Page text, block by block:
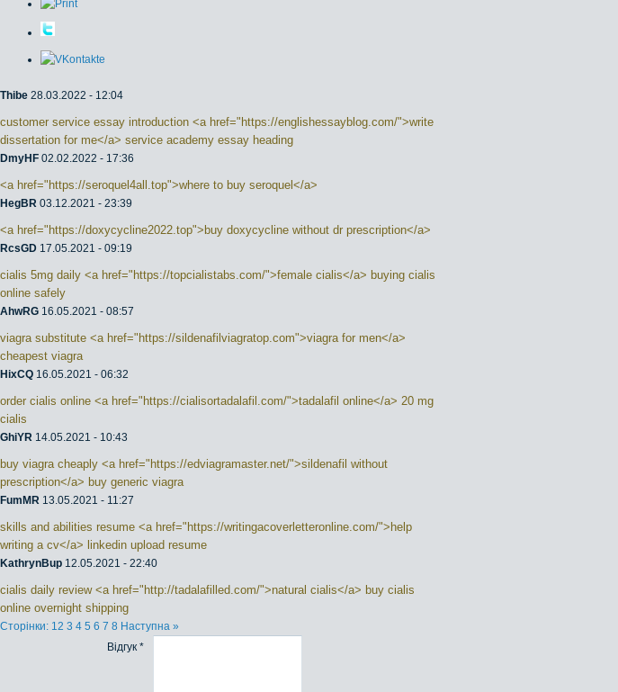
Thibe 28.03.2022 - 12:04
customer service essay introduction <a href="https://englishessayblog.com/">write
dissertation for me</a> service academy essay heading
DmyHF 02.02.2022 - 17:36
<a href="https://seroquel4all.top">where to buy seroquel</a>
HegBR 03.12.2021 - 23:39
<a href="https://doxycycline2022.top">buy doxycycline without dr prescription</a>
RcsGD 17.05.2021 - 09:19
cialis 5mg daily <a href="https://topcialistabs.com/">female cialis</a> buying cialis
online safely
AhwRG 16.05.2021 - 08:57
viagra substitute <a href="https://sildenafilviagratop.com">viagra for men</a>
cheapest viagra
HixCQ 16.05.2021 - 06:32
order cialis online <a href="https://cialisortadalafil.com/">tadalafil online</a> 20 mg
cialis
GhiYR 14.05.2021 - 10:43
buy viagra cheaply <a href="https://edviagramaster.net/">sildenafil without
prescription</a> buy generic viagra
FumMR 13.05.2021 - 11:27
skills and abilities resume <a href="https://writingacoverletteronline.com/">help
writing a cv</a> linkedin upload resume
KathrynBup 12.05.2021 - 22:40
cialis daily review <a href="http://tadalafilled.com/">natural cialis</a> buy cialis
online overnight shipping
Сторінки: 12 3 4 5 6 7 8 Наступна »
Відгук *